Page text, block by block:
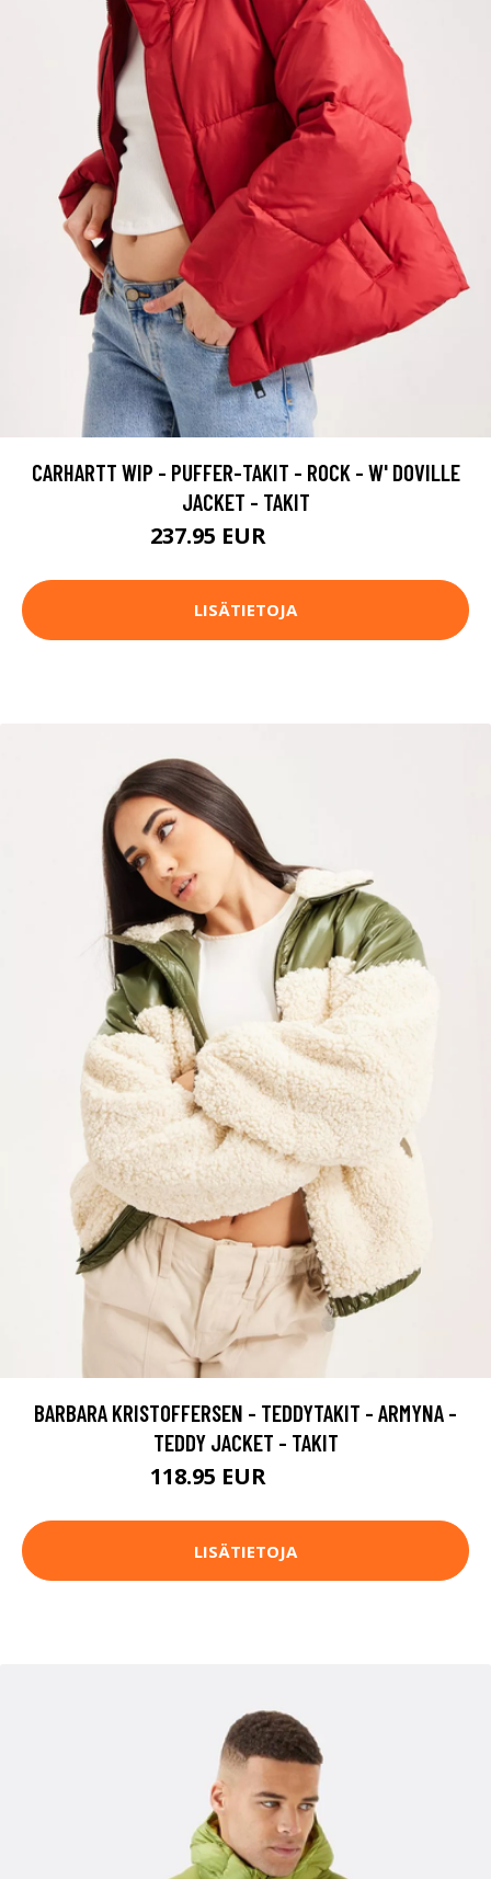
CARHARTT WIP - PUFFER-TAKIT - ROCK - W' DOVILLE
JACKET - TAKIT
237.95 EUR
LISÄTIETOJA
BARBARA KRISTOFFERSEN - TEDDYTAKIT - ARMYNA -
TEDDY JACKET - TAKIT
118.95 EUR
LISÄTIETOJA